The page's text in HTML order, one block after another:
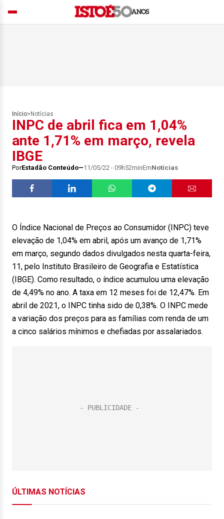
Início> Notícias
INPC de abril fica em 1,04%
ante 1,71% em março, revela
IBGE
PorEstadão Conteúdo 11/05/22 - 09h52minEmNotícias
O Índice Nacional de Preços ao Consumidor (INPC) teve
elevação de 1,04% em abril, após um avanço de 1,71%
em março, segundo dados divulgados nesta quarta-feira,
11, pelo Instituto Brasileiro de Geografia e Estatística
(IBGE). Como resultado, o índice acumulou uma elevação
de 4,49% no ano. A taxa em 12 meses foi de 12,47%. Em
abril de 2021, o INPC tinha sido de 0,38%. O INPC mede
a variação dos preços para as famílias com renda de um
a cinco salários mínimos e chefiadas por assalariados.